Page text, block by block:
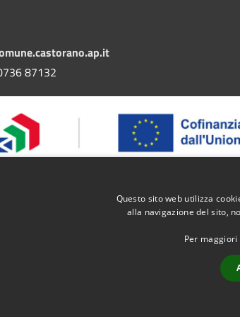
87132
dal bando FESR MARCHE 2021/2027 – ASSE
di servizi pubblici digitali integrati –
Questo sito web utilizza
alla navigazione del sito,
Per